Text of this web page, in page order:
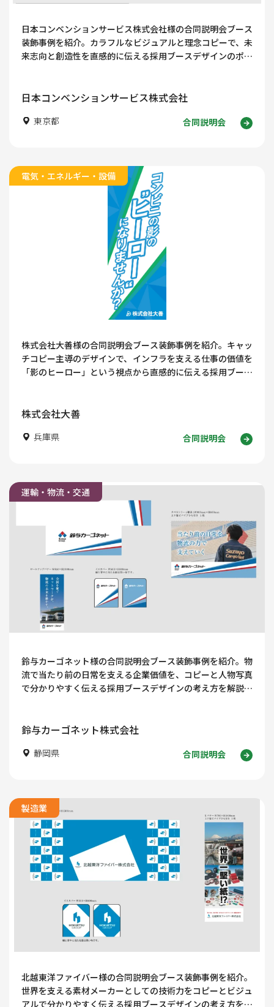
日本コンベンションサービス株式会社様の合同説明会ブース
装飾事例を紹介。カラフルなビジュアルと理念コピーで、未
来志向と創造性を直感的に伝える採用ブースデザインのポイ
日本コンベンションサービス株式会社
東京都 合同説明会
電気・エネルギー・設備
株式会社大善様の合同説明会ブース装飾事例を紹介。キャッ
チコピー主導のデザインで、インフラを支える仕事の価値を
「影のヒーロー」という視点から直感的に伝える採用ブース
株式会社大善
兵庫県 合同説明会
運輸・物流・交通
鈴与カーゴネット様の合同説明会ブース装飾事例を紹介。物
流で当たり前の日常を支える企業価値を、コピーと人物写真
で分かりやすく伝える採用ブースデザインの考え方を解説し
鈴与カーゴネット株式会社
静岡県 合同説明会
製造業
北越東洋ファイバー様の合同説明会ブース装飾事例を紹介。
世界を支える素材メーカーとしての技術力をコピーとビジュ
アルで分かりやすく伝える採用ブースデザインの考え方を解